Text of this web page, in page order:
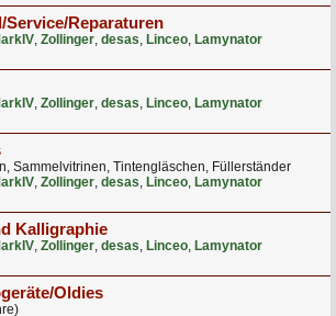
Service/Reparaturen
, Zollinger, desas, Linceo, Lamynator
, Zollinger, desas, Linceo, Lamynator
Sammelvitrinen, Tintengläschen, Füllerständer
, Zollinger, desas, Linceo, Lamynator
Kalligraphie
, Zollinger, desas, Linceo, Lamynator
Oldies